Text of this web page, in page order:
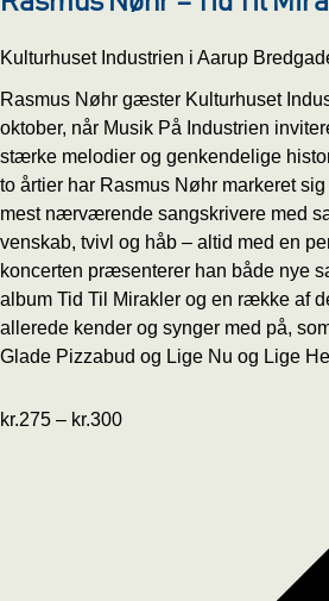
Kulturhuset Industrien i Aarup
Rasmus Nøhr gæster Kulturhuset
oktober, når Musik På Industrien
stærke melodier og genkendelige
to årtier har Rasmus Nøhr markeret
mest nærværende sangskrivere med
venskab, tvivl og håb – altid med en
koncerten præsenterer han både nye
album Tid Til Mirakler og en række af
allerede kender og synger med på,
Glade Pizzabud og Lige Nu og Lige
kr.275 – kr.300